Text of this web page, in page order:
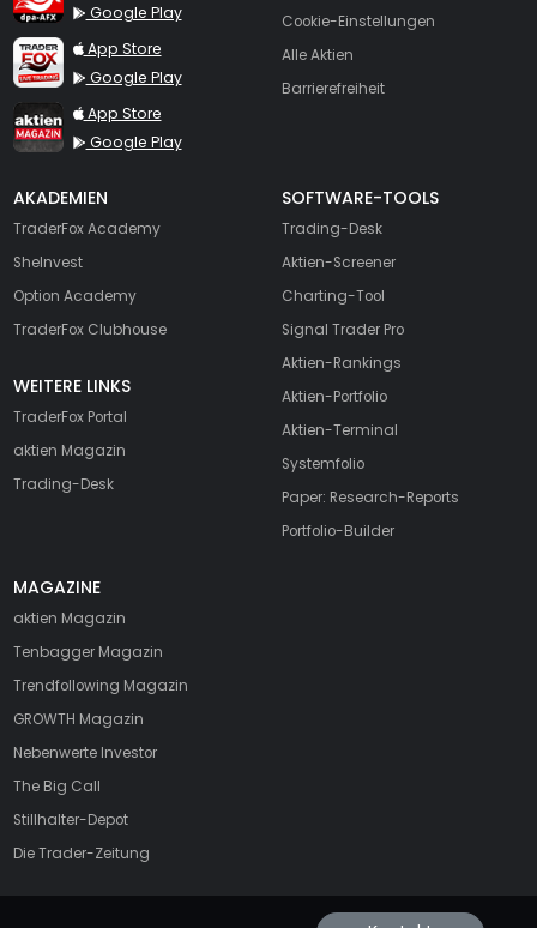
Google Play
TraderFox Live Trading
App Store
Google Play
TraderFox aktien Magazin
App Store
Google Play
Cookie-Einstellungen
Alle Aktien
Barrierefreiheit
AKADEMIEN
TraderFox Academy
SheInvest
Option Academy
TraderFox Clubhouse
WEITERE LINKS
TraderFox Portal
aktien Magazin
Trading-Desk
SOFTWARE-TOOLS
Trading-Desk
Aktien-Screener
Charting-Tool
Signal Trader Pro
Aktien-Rankings
Aktien-Portfolio
Aktien-Terminal
Systemfolio
Paper: Research-Reports
Portfolio-Builder
MAGAZINE
aktien Magazin
Tenbagger Magazin
Trendfollowing Magazin
GROWTH Magazin
Nebenwerte Investor
The Big Call
Stillhalter-Depot
Die Trader-Zeitung